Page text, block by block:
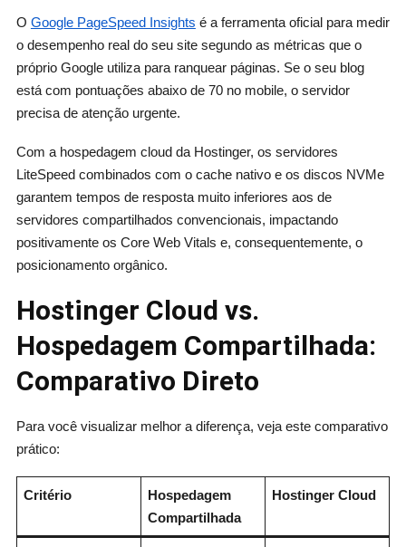
O Google PageSpeed Insights é a ferramenta oficial para medir
o desempenho real do seu site segundo as métricas que o
próprio Google utiliza para ranquear páginas. Se o seu blog
está com pontuações abaixo de 70 no mobile, o servidor
precisa de atenção urgente.
Com a hospedagem cloud da Hostinger, os servidores
LiteSpeed combinados com o cache nativo e os discos NVMe
garantem tempos de resposta muito inferiores aos de
servidores compartilhados convencionais, impactando
positivamente os Core Web Vitals e, consequentemente, o
posicionamento orgânico.
Hostinger Cloud vs.
Hospedagem Compartilhada:
Comparativo Direto
Para você visualizar melhor a diferença, veja este comparativo
prático:
Critério
Hospedagem
Compartilhada
Hostinger Cloud